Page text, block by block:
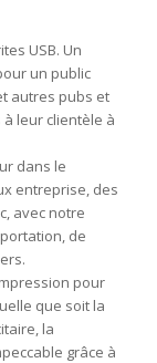
USB. Un
un public
autres pubs et
leur clientèle à
dans le
entreprise, des
avec notre
de
pour
que soit la
la
grâce à